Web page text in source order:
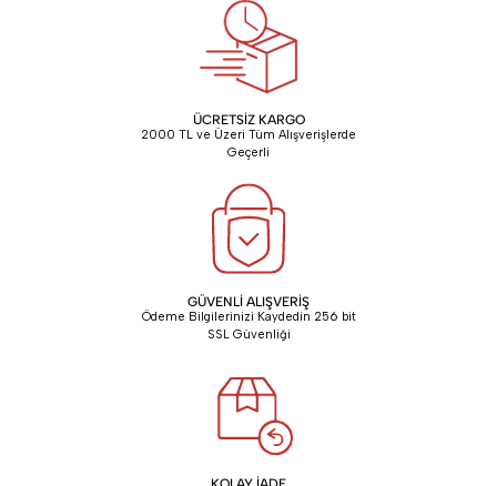
ÜCRETSİZ KARGO
2000 TL ve Üzeri Tüm Alışverişlerde
Geçerli
GÜVENLİ ALIŞVERİŞ
Ödeme Bilgilerinizi Kaydedin 256 bit
SSL Güvenliği